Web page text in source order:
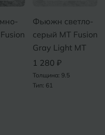
Фьюжн светло-
серый MT Fusion
Gray Light МТ
1 280 ₽
Толщина: 9.5
Тип: 61